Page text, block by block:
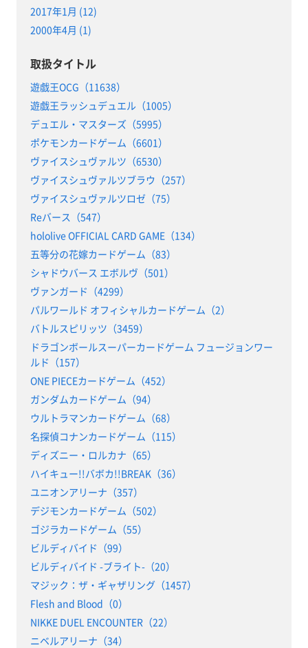
2017年1月 (12)
2000年4月 (1)
取扱タイトル
遊戯王OCG（11638）
遊戯王ラッシュデュエル（1005）
デュエル・マスターズ（5995）
ポケモンカードゲーム（6601）
ヴァイスシュヴァルツ（6530）
ヴァイスシュヴァルツブラウ（257）
ヴァイスシュヴァルツロゼ（75）
Reバース（547）
hololive OFFICIAL CARD GAME（134）
五等分の花嫁カードゲーム（83）
シャドウバース エボルヴ（501）
ヴァンガード（4299）
パルワールド オフィシャルカードゲーム（2）
バトルスピリッツ（3459）
ドラゴンボールスーパーカードゲーム フュージョンワー
ルド（157）
ONE PIECEカードゲーム（452）
ガンダムカードゲーム（94）
ウルトラマンカードゲーム（68）
名探偵コナンカードゲーム（115）
ディズニー・ロルカナ（65）
ハイキュー!!バボカ!!BREAK（36）
ユニオンアリーナ（357）
デジモンカードゲーム（502）
ゴジラカードゲーム（55）
ビルディバイド（99）
ビルディバイド -ブライト-（20）
マジック：ザ・ギャザリング（1457）
Flesh and Blood（0）
NIKKE DUEL ENCOUNTER（22）
ニベルアリーナ（34）